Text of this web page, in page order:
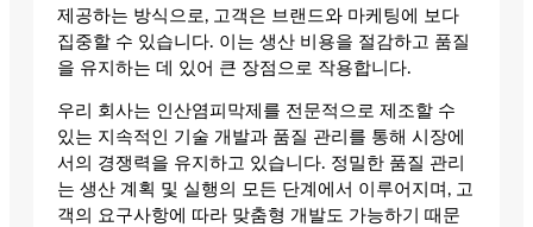
제공하는 방식으로, 고객은 브랜드와 마케팅에 보다
집중할 수 있습니다. 이는 생산 비용을 절감하고 품질
을 유지하는 데 있어 큰 장점으로 작용합니다.
우리 회사는 인산염피막제를 전문적으로 제조할 수
있는 지속적인 기술 개발과 품질 관리를 통해 시장에
서의 경쟁력을 유지하고 있습니다. 정밀한 품질 관리
는 생산 계획 및 실행의 모든 단계에서 이루어지며, 고
객의 요구사항에 따라 맞춤형 개발도 가능하기 때문